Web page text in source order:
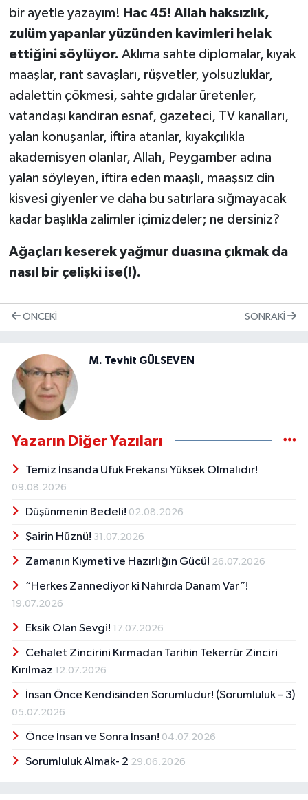
bir ayetle yazayım! Hac 45! Allah haksızlık,
zulüm yapanlar yüzünden kavimleri helak
ettiğini söylüyor. Aklıma sahte diplomalar, kıyak
maaşlar, rant savaşları, rüşvetler, yolsuzluklar,
adalettin çökmesi, sahte gıdalar üretenler,
vatandaşı kandıran esnaf, gazeteci, TV kanalları,
yalan konuşanlar, iftira atanlar, kıyakçılıkla
akademisyen olanlar, Allah, Peygamber adına
yalan söyleyen, iftira eden maaşlı, maaşsız din
kisvesi giyenler ve daha bu satırlara sığmayacak
kadar başlıkla zalimler içimizdeler; ne dersiniz?
Ağaçları keserek yağmur duasına çıkmak da
nasıl bir çelişki ise(!).
ÖNCEKI SONRAKI
M. Tevhit GÜLSEVEN
Yazarın Diğer Yazıları
Temiz İnsanda Ufuk Frekansı Yüksek Olmalıdır!
09.08.2026
Düşünmenin Bedeli! 02.08.2026
Şairin Hüznü! 31.07.2026
Zamanın Kıymeti ve Hazırlığın Gücü! 26.07.2026
“Herkes Zannediyor ki Nahırda Danam Var”!
19.07.2026
Eksik Olan Sevgi! 17.07.2026
Cehalet Zincirini Kırmadan Tarihin Tekerrür Zinciri
Kırılmaz 12.07.2026
İnsan Önce Kendisinden Sorumludur! (Sorumluluk – 3)
05.07.2026
Önce İnsan ve Sonra İnsan! 04.07.2026
Sorumluluk Almak- 2 29.06.2026